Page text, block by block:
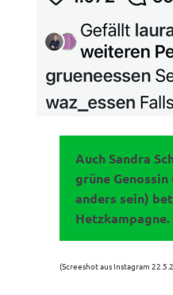
Auch Sandra
grüne Genossin
anders sein)
Hetzkampagne.
(Screeshot aus Instagram